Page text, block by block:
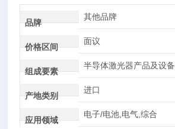
品牌
其他品牌
价格区间
面议
组成要素
半导体激光器产品及设备
产地类别
进口
应用领域
电子/电池,电气,综合